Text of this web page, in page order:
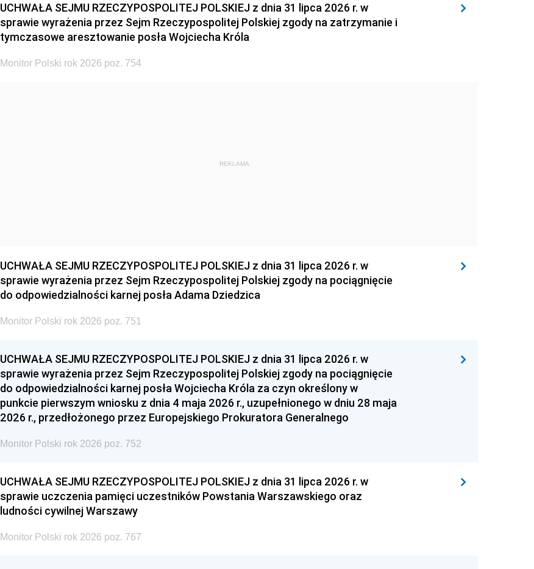
UCHWAŁA SEJMU RZECZYPOSPOLITEJ POLSKIEJ z dnia 31 lipca 2026 r. w
sprawie wyrażenia przez Sejm Rzeczypospolitej Polskiej zgody na zatrzymanie i
tymczasowe aresztowanie posła Wojciecha Króla
Monitor Polski rok 2026 poz. 754
REKLAMA
UCHWAŁA SEJMU RZECZYPOSPOLITEJ POLSKIEJ z dnia 31 lipca 2026 r. w
sprawie wyrażenia przez Sejm Rzeczypospolitej Polskiej zgody na pociągnięcie
do odpowiedzialności karnej posła Adama Dziedzica
Monitor Polski rok 2026 poz. 751
UCHWAŁA SEJMU RZECZYPOSPOLITEJ POLSKIEJ z dnia 31 lipca 2026 r. w
sprawie wyrażenia przez Sejm Rzeczypospolitej Polskiej zgody na pociągnięcie
do odpowiedzialności karnej posła Wojciecha Króla za czyn określony w
punkcie pierwszym wniosku z dnia 4 maja 2026 r., uzupełnionego w dniu 28 maja
2026 r., przedłożonego przez Europejskiego Prokuratora Generalnego
Monitor Polski rok 2026 poz. 752
UCHWAŁA SEJMU RZECZYPOSPOLITEJ POLSKIEJ z dnia 31 lipca 2026 r. w
sprawie uczczenia pamięci uczestników Powstania Warszawskiego oraz
ludności cywilnej Warszawy
Monitor Polski rok 2026 poz. 767